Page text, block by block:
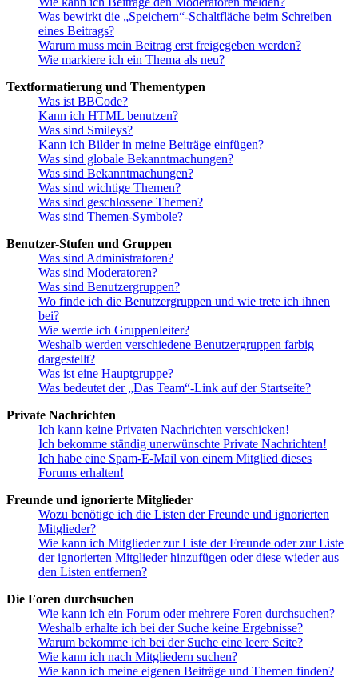
Was bewirkt die „Speichern“-Schaltfläche beim Schreiben
eines Beitrags?
Warum muss mein Beitrag erst freigegeben werden?
Wie markiere ich ein Thema als neu?
Textformatierung und Thementypen
Was ist BBCode?
Kann ich HTML benutzen?
Was sind Smileys?
Kann ich Bilder in meine Beiträge einfügen?
Was sind globale Bekanntmachungen?
Was sind Bekanntmachungen?
Was sind wichtige Themen?
Was sind geschlossene Themen?
Was sind Themen-Symbole?
Benutzer-Stufen und Gruppen
Was sind Administratoren?
Was sind Moderatoren?
Was sind Benutzergruppen?
Wo finde ich die Benutzergruppen und wie trete ich ihnen
bei?
Wie werde ich Gruppenleiter?
Weshalb werden verschiedene Benutzergruppen farbig
dargestellt?
Was ist eine Hauptgruppe?
Was bedeutet der „Das Team“-Link auf der Startseite?
Private Nachrichten
Ich kann keine Privaten Nachrichten verschicken!
Ich bekomme ständig unerwünschte Private Nachrichten!
Ich habe eine Spam-E-Mail von einem Mitglied dieses
Forums erhalten!
Freunde und ignorierte Mitglieder
Wozu benötige ich die Listen der Freunde und ignorierten
Mitglieder?
Wie kann ich Mitglieder zur Liste der Freunde oder zur Liste
der ignorierten Mitglieder hinzufügen oder diese wieder aus
den Listen entfernen?
Die Foren durchsuchen
Wie kann ich ein Forum oder mehrere Foren durchsuchen?
Weshalb erhalte ich bei der Suche keine Ergebnisse?
Warum bekomme ich bei der Suche eine leere Seite?
Wie kann ich nach Mitgliedern suchen?
Wie kann ich meine eigenen Beiträge und Themen finden?